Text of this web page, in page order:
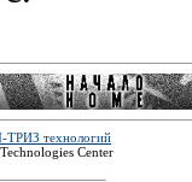
технологий
Center